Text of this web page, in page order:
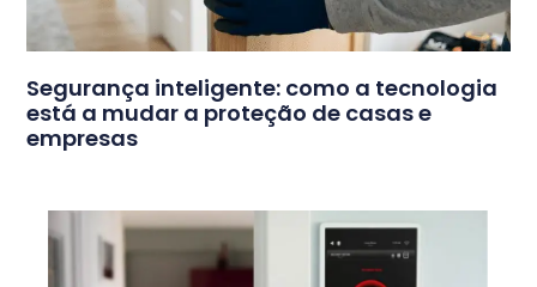
Segurança inteligente: como a tecnologia
está a mudar a proteção de casas e
empresas